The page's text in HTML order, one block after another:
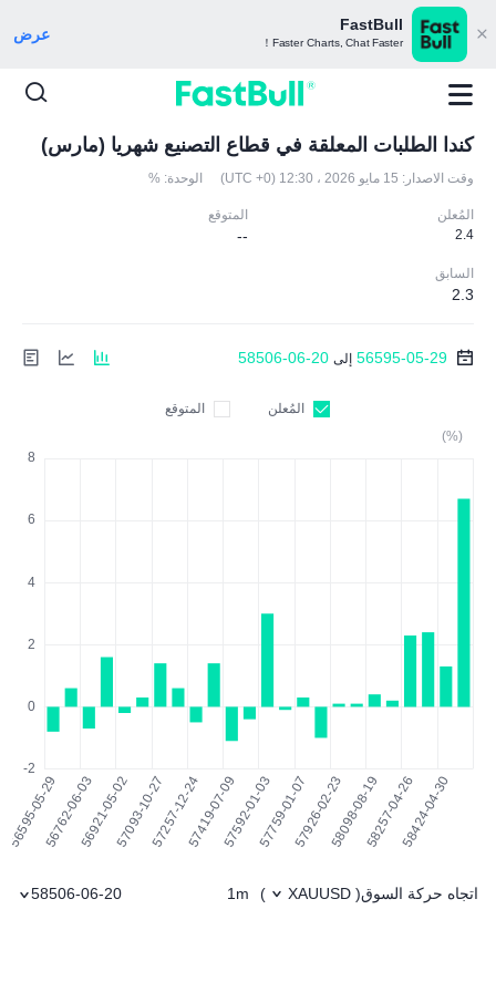
FastBull
Faster Charts, Chat Faster！ عرض
كندا الطلبات المعلقة في قطاع التصنيع شهريا (مارس)
وقت الاصدار: 15 مايو 2026 ، 12:30 (UTC +0) الوحدة: %
المُعلن
2.4
المتوقع
--
السابق
2.3
56595-05-29 إلى 58506-06-20
المُعلن
المتوقع
(%)
اتجاه حركة السوق(
XAUUSD
)
1m
58506-06-20